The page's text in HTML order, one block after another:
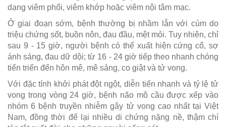
dạng viêm phổi, viêm khớp hoặc viêm nội tâm mạc.
Ở giai đoạn sớm, bệnh thường bị nhầm lẫn với cúm do
triệu chứng sốt, buồn nôn, đau đầu, mệt mỏi. Tuy nhiên, chỉ
sau 9 - 15 giờ, người bệnh có thể xuất hiện cứng cổ, sợ
ánh sáng, đau dữ dội; từ 16 - 24 giờ tiếp theo nhanh chóng
tiến triển đến hôn mê, mê sảng, co giật và tử vong.
Với đặc tính khởi phát đột ngột, diễn tiến nhanh và tỷ lệ tử
vong trong vòng 24 giờ, bệnh não mô cầu được xếp vào
nhóm 6 bệnh truyền nhiễm gây tử vong cao nhất tại Việt
Nam, đồng thời để lại nhiều di chứng nặng nề, thậm chí